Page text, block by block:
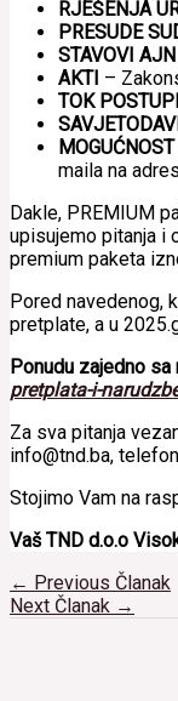
RJEŠENJA
PRESUDE
STAVOVI
AKTI –
TOK
maila na
Dakle, PREMIUM
upisujemo pitanja i
premium paketa
Pored navedenog,
pretplate, a u
Ponudu zajedno
pretplata-i-
Za sva pitanja
info@tnd.ba,
Stojimo Vam na
Vaš TND d.o.o
Navigacija
članaka
← Previous Članak
Next Članak →